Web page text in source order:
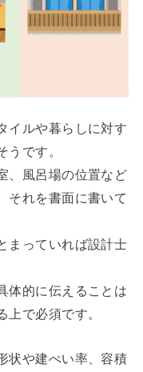
イルや暮らしに対す
うです。
、風呂場の位置など
それを書面に書いて
まっていれば設計士
体的に伝えることは
上で必須です。
状や建ぺい率、容積